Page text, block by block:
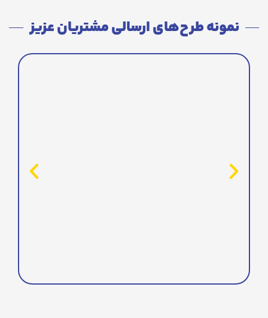
نمونه طرح‌های ارسالی مشتریان عزیز